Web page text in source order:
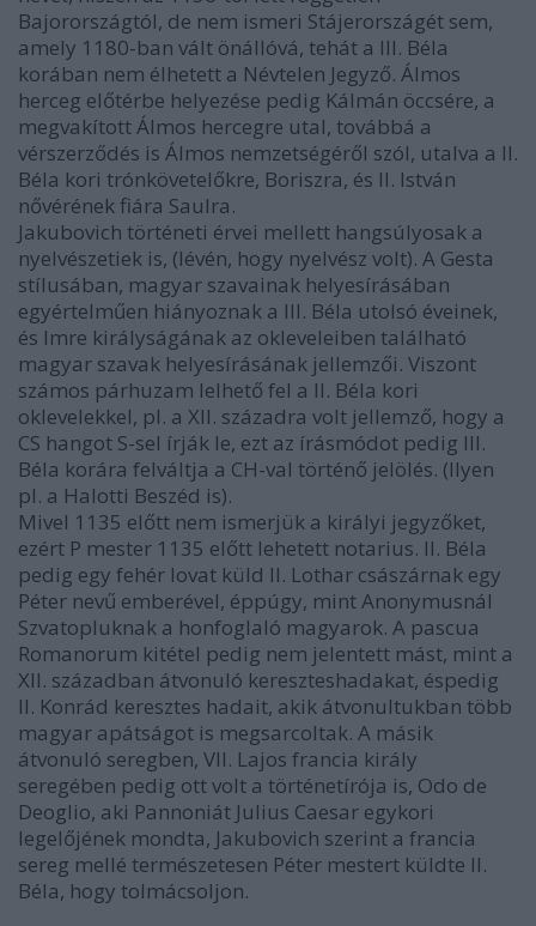
Bajorországtól, de nem ismeri Stájerországét sem,
amely 1180-ban vált önállóvá, tehát a III. Béla
korában nem élhetett a Névtelen Jegyző. Álmos
herceg előtérbe helyezése pedig Kálmán öccsére, a
megvakított Álmos hercegre utal, továbbá a
vérszerződés is Álmos nemzetségéről szól, utalva a II.
Béla kori trónkövetelőkre, Boriszra, és II. István
nővérének fiára Saulra.
Jakubovich történeti érvei mellett hangsúlyosak a
nyelvészetiek is, (lévén, hogy nyelvész volt). A Gesta
stílusában, magyar szavainak helyesírásában
egyértelműen hiányoznak a III. Béla utolsó éveinek,
és Imre királyságának az okleveleiben található
magyar szavak helyesírásának jellemzői. Viszont
számos párhuzam lelhető fel a II. Béla kori
oklevelekkel, pl. a XII. századra volt jellemző, hogy a
CS hangot S-sel írják le, ezt az írásmódot pedig III.
Béla korára felváltja a CH-val történő jelölés. (Ilyen
pl. a Halotti Beszéd is).
Mivel 1135 előtt nem ismerjük a királyi jegyzőket,
ezért P mester 1135 előtt lehetett notarius. II. Béla
pedig egy fehér lovat küld II. Lothar császárnak egy
Péter nevű emberével, éppúgy, mint Anonymusnál
Szvatopluknak a honfoglaló magyarok. A pascua
Romanorum kitétel pedig nem jelentett mást, mint a
XII. században átvonuló kereszteshadakat, éspedig
II. Konrád keresztes hadait, akik átvonultukban több
magyar apátságot is megsarcoltak. A másik
átvonuló seregben, VII. Lajos francia király
seregében pedig ott volt a történetírója is, Odo de
Deoglio, aki Pannoniát Julius Caesar egykori
legelőjének mondta, Jakubovich szerint a francia
sereg mellé természetesen Péter mestert küldte II.
Béla, hogy tolmácsoljon.